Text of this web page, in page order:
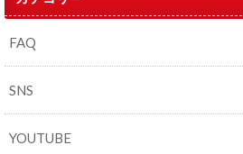
FAQ
SNS
YOUTUBE